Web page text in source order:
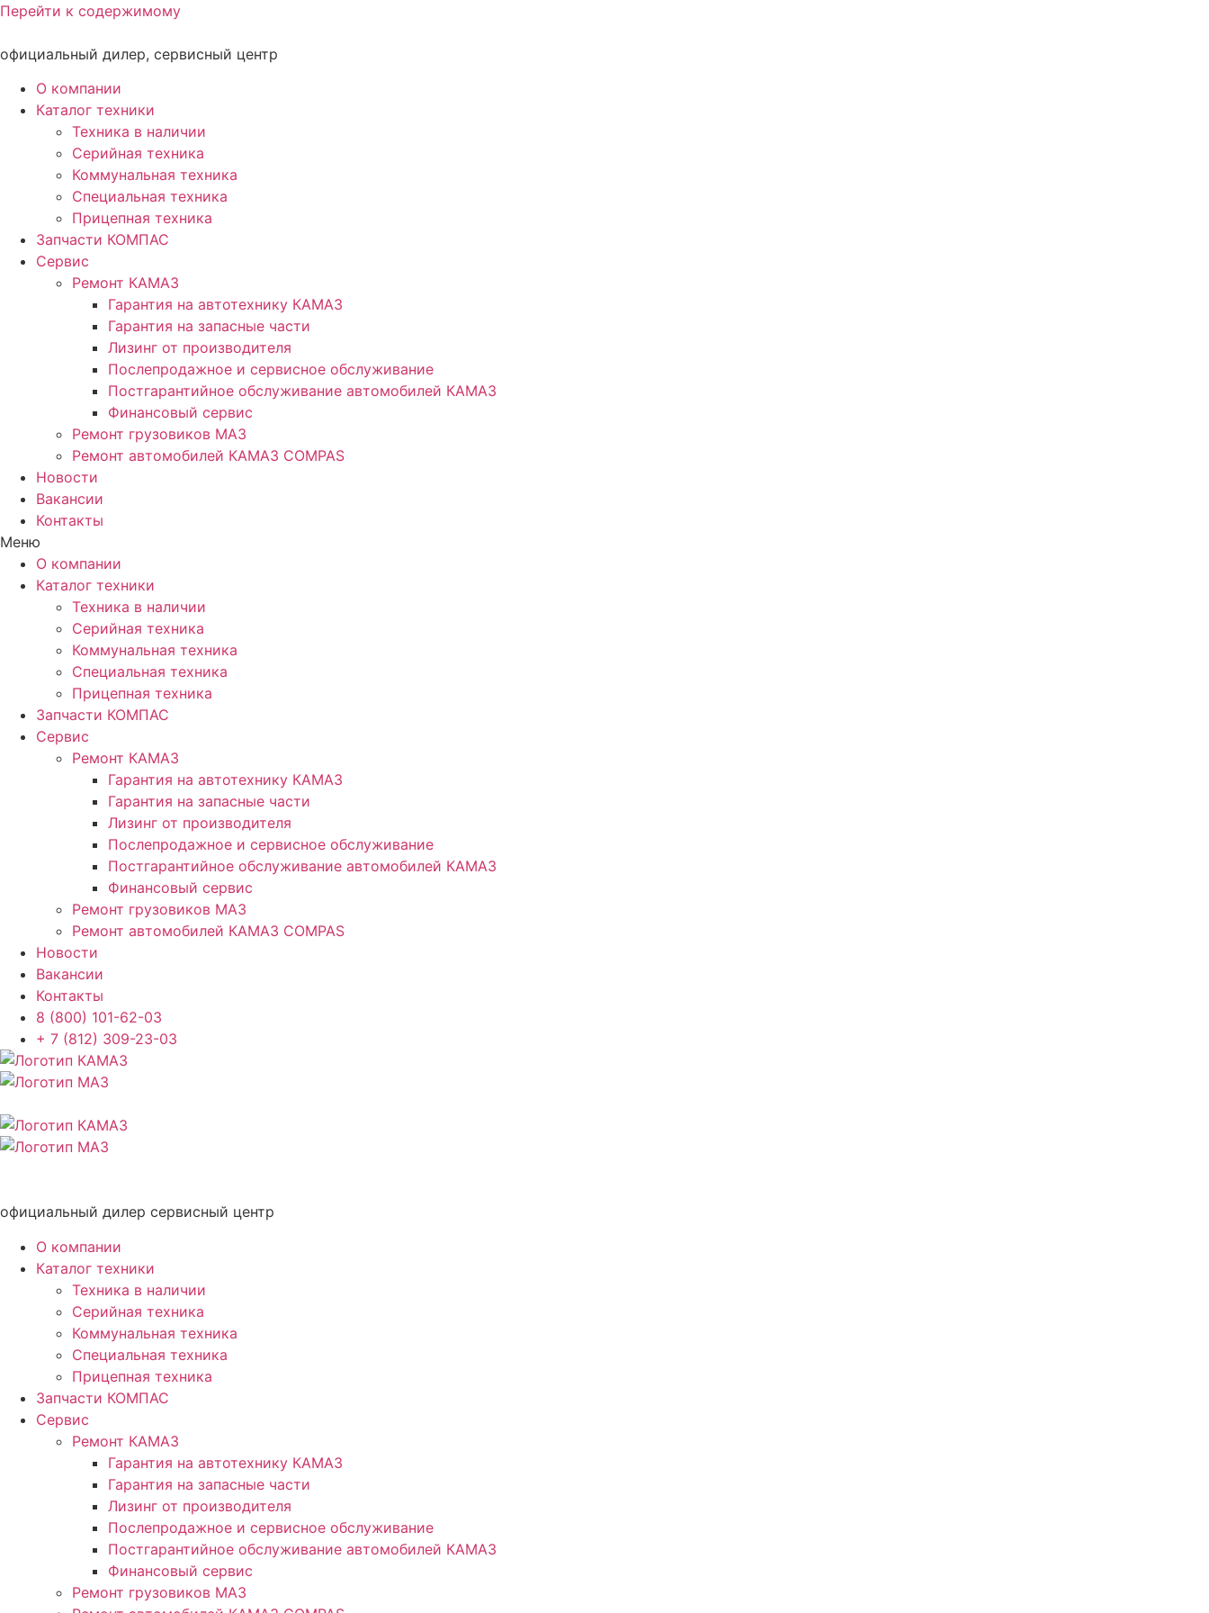
Перейти к содержимому
официальный дилер, сервисный центр
О компании
Каталог техники
Техника в наличии
Серийная техника
Коммунальная техника
Специальная техника
Прицепная техника
Запчасти КОМПАС
Сервис
Ремонт КАМАЗ
Гарантия на автотехнику КАМАЗ
Гарантия на запасные части
Лизинг от производителя
Послепродажное и сервисное обслуживание
Постгарантийное обслуживание автомобилей КАМАЗ
Финансовый сервис
Ремонт грузовиков МАЗ
Ремонт автомобилей КАМАЗ COMPAS
Новости
Вакансии
Контакты
Меню
О компании
Каталог техники
Техника в наличии
Серийная техника
Коммунальная техника
Специальная техника
Прицепная техника
Запчасти КОМПАС
Сервис
Ремонт КАМАЗ
Гарантия на автотехнику КАМАЗ
Гарантия на запасные части
Лизинг от производителя
Послепродажное и сервисное обслуживание
Постгарантийное обслуживание автомобилей КАМАЗ
Финансовый сервис
Ремонт грузовиков МАЗ
Ремонт автомобилей КАМАЗ COMPAS
Новости
Вакансии
Контакты
8 (800) 101-62-03
+ 7 (812) 309-23-03
официальный дилер сервисный центр
О компании
Каталог техники
Техника в наличии
Серийная техника
Коммунальная техника
Специальная техника
Прицепная техника
Запчасти КОМПАС
Сервис
Ремонт КАМАЗ
Гарантия на автотехнику КАМАЗ
Гарантия на запасные части
Лизинг от производителя
Послепродажное и сервисное обслуживание
Постгарантийное обслуживание автомобилей КАМАЗ
Финансовый сервис
Ремонт грузовиков МАЗ